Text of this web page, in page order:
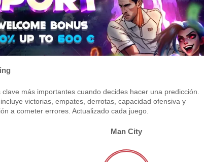
más importantes cuando decides hacer una predicción.
victorias, empates, derrotas, capacidad ofensiva y
a cometer errores. Actualizado cada juego.
Man City